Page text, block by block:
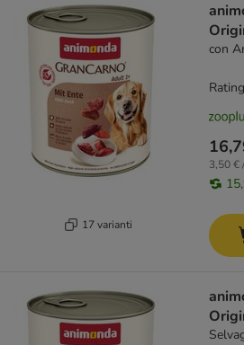
17 varianti
con
3,50 €